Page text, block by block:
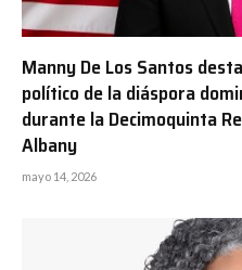
Manny De Los Santos
político de la diáspora
durante la Decimoquinta
Albany
mayo 14, 2026